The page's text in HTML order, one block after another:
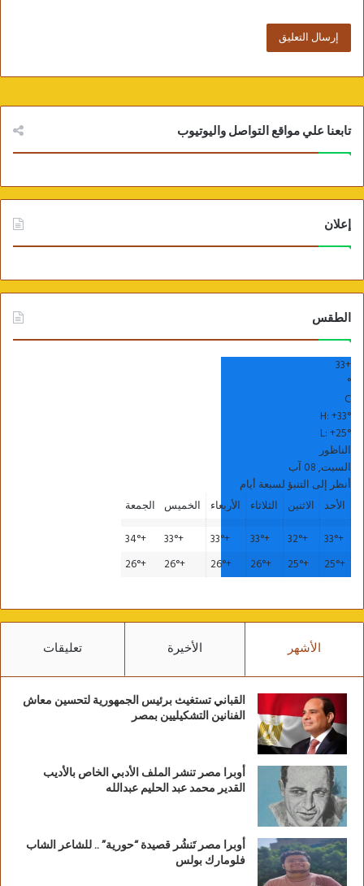
تابعنا علي مواقع التواصل واليوتيوب
إعلان
الطقس
+
33
°
C
H:+33°
L:+25°
الناظور
السبت, 08 آب
أنظر إلى التنبؤ لسبعة أيام
الأحد
الاثنين الثلاثاء الأربعاء الخميس الجمعة
+
33°
+
32°
+
33°
+
33°
+
33°
+
34°
+
25°
+
25°
+
26°
+
26°
+
26°
+
26°
الأشهر الأخيرة تعليقات
القباني تستغيث برئيس الجمهورية لتحسين معاش
الفنانين التشكيليين بمصر
أوبرا مصر تنشر الملف الأدبي الخاص بالأديب
القدير محمد عبد الحليم عبدالله
أوبرا مصر تَنشُر قصيدة “حورية” .. للشاعر الشاب
فلومارك بولس